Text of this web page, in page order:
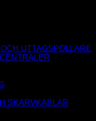
UTTAGSPOLLARE
SKARVKABLAR